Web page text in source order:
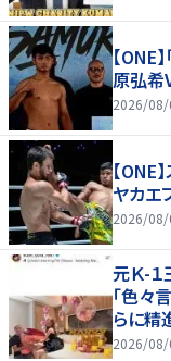
【ONE
原弘希
2026/08/
【ONE
ヤカエ
2026/
元Ｋ-
「色々
らに精
2026/08/